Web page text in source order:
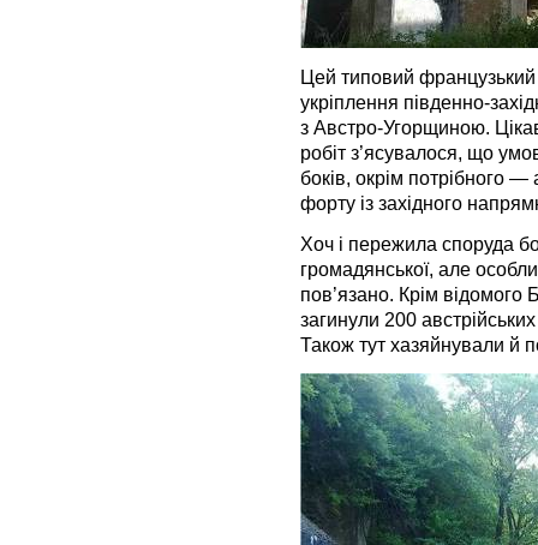
Цей типовий
укріплення південно-
з Австро-Угорщиною.
робіт з’ясувалося, що
боків, окрім потрібного —
форту із західного
Хоч і пережила споруда
громадянської, але
пов’язано. Крім відомого
загинули 200
Також тут хазяйнували й